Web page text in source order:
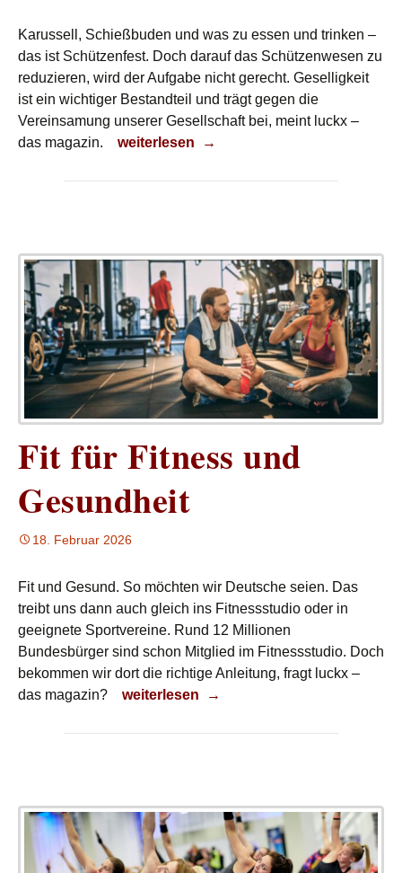
Karussell, Schießbuden und was zu essen und trinken –
das ist Schützenfest. Doch darauf das Schützenwesen zu
reduzieren, wird der Aufgabe nicht gerecht. Geselligkeit
ist ein wichtiger Bestandteil und trägt gegen die
Vereinsamung unserer Gesellschaft bei, meint luckx –
das magazin.
Schützenfest
weiterlesen →
Fit für Fitness und
Gesundheit
18. Februar 2026
Fit und Gesund. So möchten wir Deutsche seien. Das
treibt uns dann auch gleich ins Fitnessstudio oder in
geeignete Sportvereine. Rund 12 Millionen
Bundesbürger sind schon Mitglied im Fitnessstudio. Doch
bekommen wir dort die richtige Anleitung, fragt luckx –
das magazin?
Fit für Fitness und Gesundheit
weiterlesen →